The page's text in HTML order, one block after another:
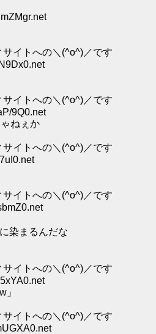
イトへの＼(^o^)／です
イトへの＼(^o^)／です
9Q0.net
ねぇか
イトへの＼(^o^)／です
イトへの＼(^o^)／です
染まるんだな
イトへの＼(^o^)／です
」
イトへの＼(^o^)／です